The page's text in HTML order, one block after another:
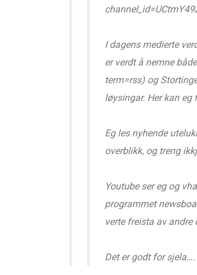
I dagens medierte
er verdt å nemne
term=rss) og
løysingar. Her kan
Eg les nyhende
overblikk, og treng
Youtube ser eg og
programmet
verte freista av andre
Det er godt for sjela….